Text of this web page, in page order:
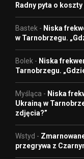
Radny pyta o
Bastek - Niska
w Tarnobrzegu.
Bolek - Niska
Tarnobrzegu.
Myśląca - Niska
Ukrainą w
zdjęcia?”
Wstyd -
przegrywa z